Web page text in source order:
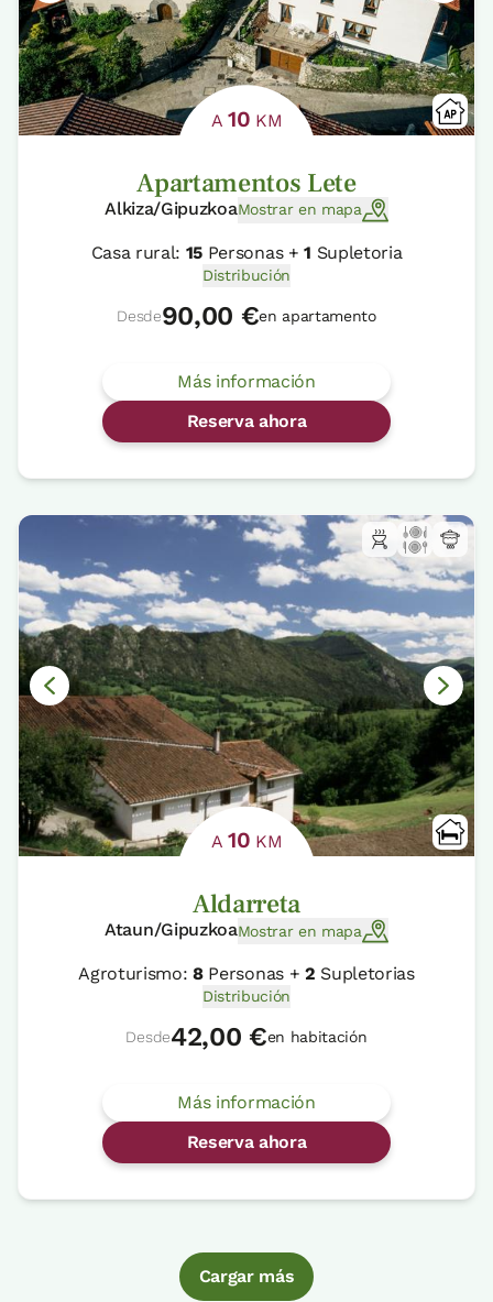
A 10 KM
Apartamentos Lete
Alkiza/GipuzkoaMostrar en mapa
Casa rural: 15 Personas +1 Supletoria
Distribución
Desde90,00 €en apartamento
Más información
Reserva ahora
A 10 KM
Aldarreta
Ataun/GipuzkoaMostrar en mapa
Agroturismo:8Personas + 2 Supletorias
Distribución
Desde42,00 €en habitación
Más información
Reserva ahora
Cargar más